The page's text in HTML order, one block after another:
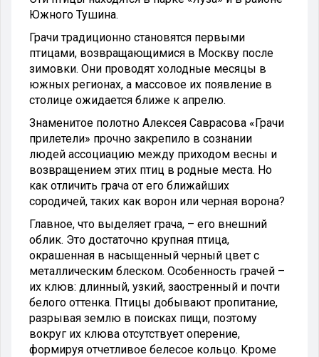
Южного Тушина.
Грачи традиционно становятся первыми
птицами, возвращающимися в Москву после
зимовки. Они проводят холодные месяцы в
южных регионах, а массовое их появление в
столице ожидается ближе к апрелю.
Знаменитое полотно Алексея Саврасова «Грачи
прилетели» прочно закрепило в сознании
людей ассоциацию между приходом весны и
возвращением этих птиц в родные места. Но
как отличить грача от его ближайших
сородичей, таких как ворон или черная ворона?
Главное, что выделяет грача, – его внешний
облик. Это достаточно крупная птица,
окрашенная в насыщенный черный цвет с
металлическим блеском. Особенность грачей –
их клюв: длинный, узкий, заостренный и почти
белого оттенка. Птицы добывают пропитание,
разрывая землю в поисках пищи, поэтому
вокруг их клюва отсутствует оперение,
формируя отчетливое белесое кольцо. Кроме